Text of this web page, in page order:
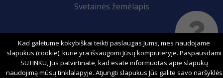
Svetainės žemėlapis
Sprendimas:
Kad galėtume kokybiškai teikti paslaugas Jums, mes naudojame
slapukus (cookie), kurie yra išsaugomi Jūsų kompiuteryje. Paspausdami
SUTINKU, Jūs patvirtinate, kad esate informuotas apie slapukų
naudojimą mūsų tinklalapyje. Atjungti slapukus Jūs galite savo naršyklės